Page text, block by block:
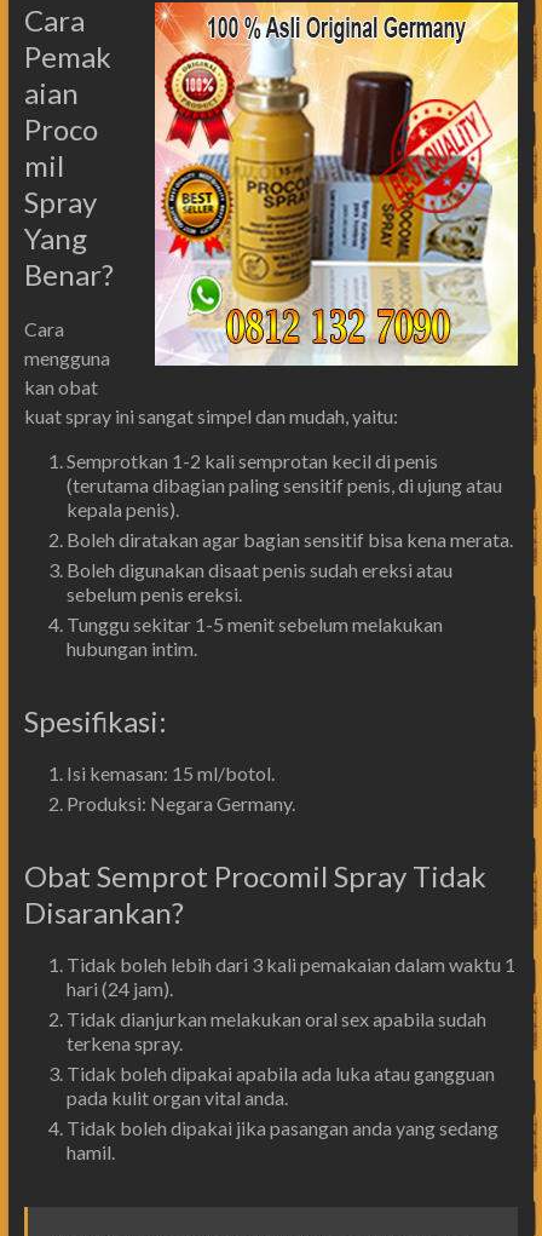
Cara
Pemak
aian
Proco
mil
Spray
Yang
Benar?
Cara
mengguna
kan obat
kuat spray ini sangat simpel dan mudah, yaitu:
Semprotkan 1-2 kali semprotan kecil di penis
(terutama dibagian paling sensitif penis, di ujung atau
kepala penis).
Boleh diratakan agar bagian sensitif bisa kena merata.
Boleh digunakan disaat penis sudah ereksi atau
sebelum penis ereksi.
Tunggu sekitar 1-5 menit sebelum melakukan
hubungan intim.
Spesifikasi:
Isi kemasan: 15 ml/botol.
Produksi: Negara Germany.
Obat Semprot Procomil Spray Tidak
Disarankan?
Tidak boleh lebih dari 3 kali pemakaian dalam waktu 1
hari (24 jam).
Tidak dianjurkan melakukan oral sex apabila sudah
terkena spray.
Tidak boleh dipakai apabila ada luka atau gangguan
pada kulit organ vital anda.
Tidak boleh dipakai jika pasangan anda yang sedang
hamil.